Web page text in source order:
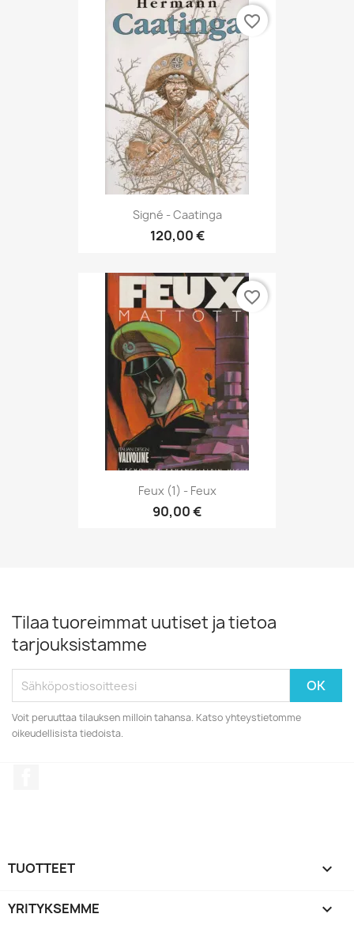
Signé - Caatinga
120,00 €
favorite_border
Feux (1) - Feux
90,00 €
favorite_border
Tilaa tuoreimmat uutiset ja tietoa
tarjouksistamme
Voit peruuttaa tilauksen milloin tahansa. Katso yhteystietomme
oikeudellisista tiedoista.
TUOTTEET 
YRITYKSEMME 